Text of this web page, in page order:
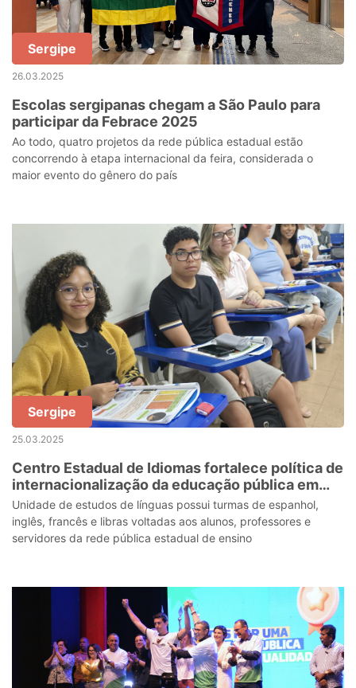
Sergipe
26.03.2025
Escolas sergipanas chegam a São Paulo para
participar da Febrace 2025
Ao todo, quatro projetos da rede pública estadual estão
concorrendo à etapa internacional da feira, considerada o
maior evento do gênero do país
Sergipe
25.03.2025
Centro Estadual de Idiomas fortalece política de
internacionalização da educação pública em
Sergipe
Unidade de estudos de línguas possui turmas de espanhol,
inglês, francês e libras voltadas aos alunos, professores e
servidores da rede pública estadual de ensino